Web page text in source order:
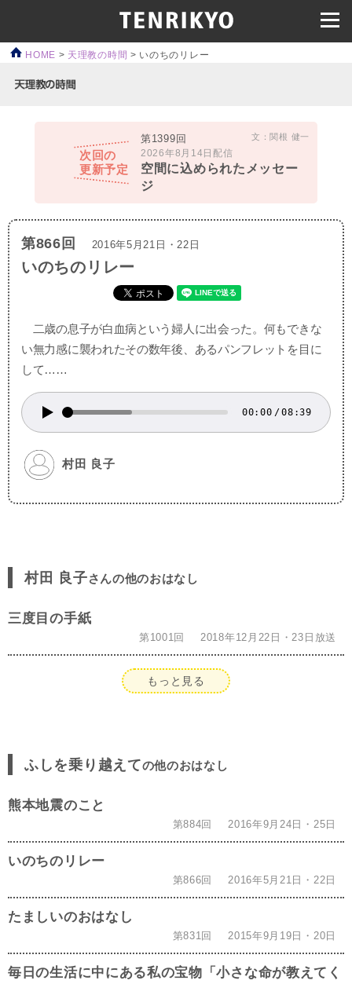
HOME > 天理教の時間 > いのちのリレー
次回の
更新予定
第1399回
2026年8月14日配信
空間に込められたメッセー
ジ
文：関根 健一
第866回 2016年5月21日・22日
いのちのリレー
二歳の息子が白血病という婦人に出会った。何もできな
い無力感に襲われたその数年後、あるパンフレットを目に
して……
00:00 /08:39
村田 良子
村田 良子さんの他のおはなし
三度目の手紙
第1001回 2018年12月22日・23日放送
もっと見る
ふしを乗り越えての他のおはなし
熊本地震のこと
第884回 2016年9月24日・25日
いのちのリレー
第866回 2016年5月21日・22日
たましいのおはなし
第831回 2015年9月19日・20日
毎日の生活に中にある私の宝物「小さな命が教えてく